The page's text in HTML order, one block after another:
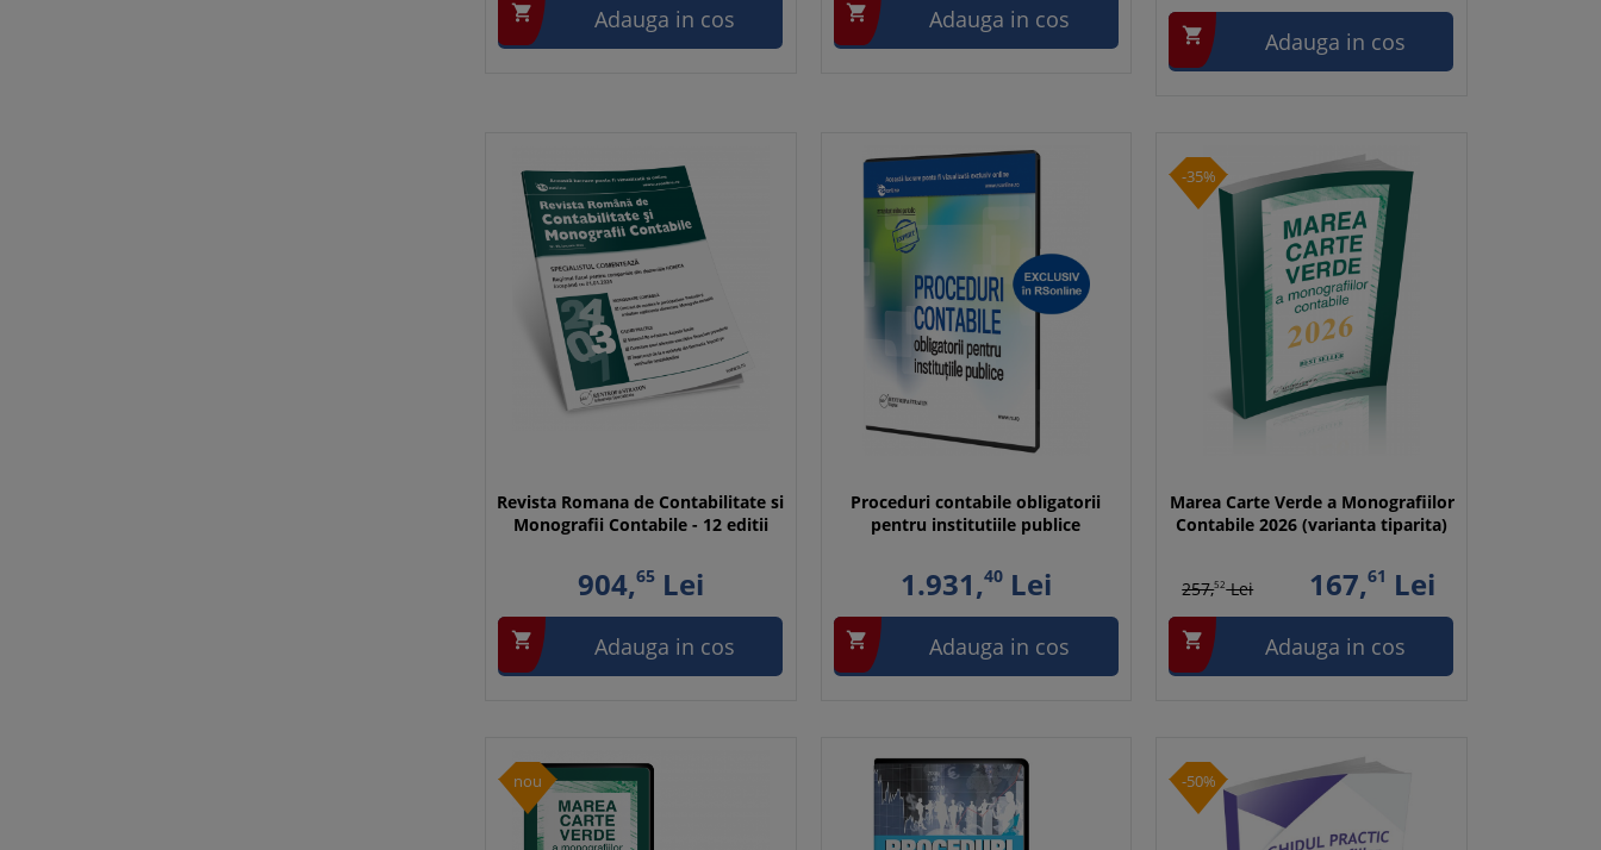
 Adauga in cos  Adauga in cos
 Adauga in cos
Revista Romana de Contabilitate si
Monografii Contabile - 12 editii
904,65Lei
 Adauga in cos
Proceduri contabile obligatorii
pentru institutiile publice
1.931,40Lei
 Adauga in cos
-35%
Marea Carte Verde a Monografiilor
Contabile 2026 (varianta tiparita)
257,52Lei 167,61 Lei
 Adauga in cos
nou -50%